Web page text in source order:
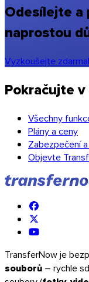
Outlook
Odesílejte
naprostou
Vyzkoušejte zdarma
Pokračujte
Všechny
Plány a ceny
Zabezpečení
Objevte
TransferNow je
souborů – rychle